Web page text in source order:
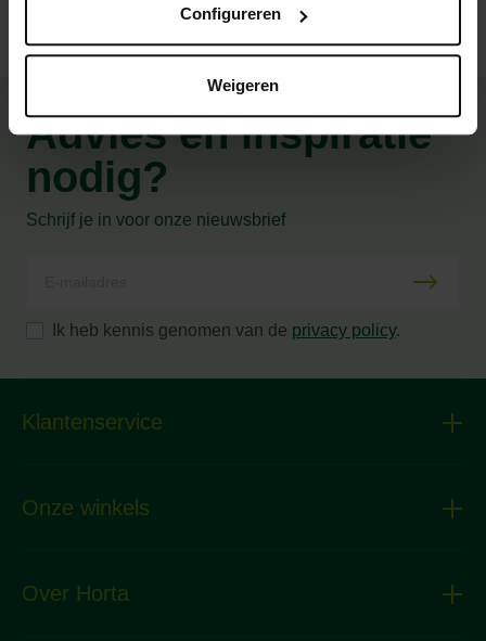
Configureren
Weigeren
Advies en inspiratie
nodig?
Schrijf je in voor onze nieuwsbrief
Ik heb kennis genomen van de privacy policy.
Klantenservice
Onze winkels
Over Horta